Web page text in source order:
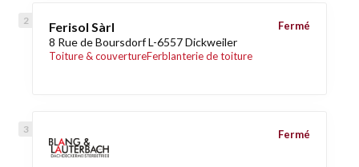
Ferisol Sàrl
8 Rue de Boursdorf L-6557 Dickweiler
Toiture & couvertureFerblanterie de toiture
Fermé
Fermé